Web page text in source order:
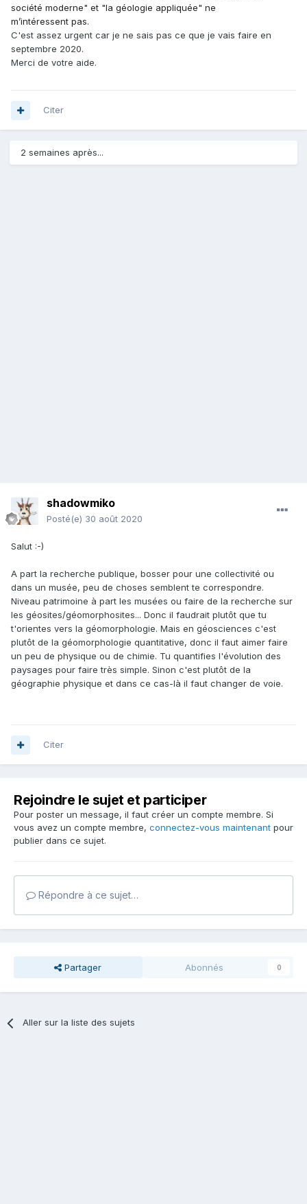
société moderne" et "la géologie appliquée" ne
m’intéressent pas.
C'est assez urgent car je ne sais pas ce que je vais faire en
septembre 2020.
Merci de votre aide.
Citer
2 semaines après...
shadowmiko
Posté(e) 30 août 2020
Salut :-)
A part la recherche publique, bosser pour une collectivité ou
dans un musée, peu de choses semblent te correspondre.
Niveau patrimoine à part les musées ou faire de la recherche sur
les géosites/géomorphosites... Donc il faudrait plutôt que tu
t'orientes vers la géomorphologie. Mais en géosciences c'est
plutôt de la géomorphologie quantitative, donc il faut aimer faire
un peu de physique ou de chimie. Tu quantifies l'évolution des
paysages pour faire très simple. Sinon c'est plutôt de la
géographie physique et dans ce cas-là il faut changer de voie.
Citer
Rejoindre le sujet et participer
Pour poster un message, il faut créer un compte membre. Si
vous avez un compte membre, connectez-vous maintenant pour
publier dans ce sujet.
Répondre à ce sujet…
Partager Abonnés 0
Aller sur la liste des sujets